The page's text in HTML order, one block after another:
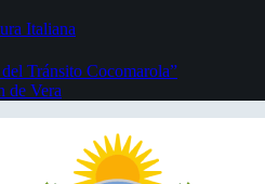
Italiana
Tránsito Cocomarola”
de Vera